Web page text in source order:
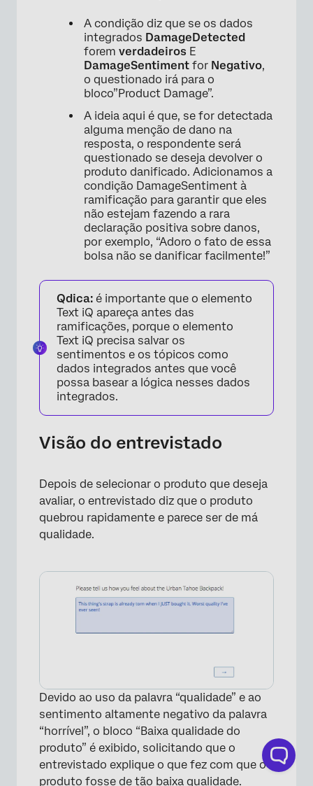
×
×
A condição diz que se os dados
integrados DamageDetected
forem verdadeiros E
DamageSentiment for Negativo,
o questionado irá para o
bloco”Product Damage”.
A ideia aqui é que, se for detectada
alguma menção de dano na
resposta, o respondente será
questionado se deseja devolver o
produto danificado. Adicionamos a
condição DamageSentiment à
ramificação para garantir que eles
não estejam fazendo a rara
declaração positiva sobre danos,
por exemplo, “Adoro o fato de essa
bolsa não se danificar facilmente!”
Qdica: é importante que o elemento
Text iQ apareça antes das
ramificações, porque o elemento
Text iQ precisa salvar os
sentimentos e os tópicos como
dados integrados antes que você
possa basear a lógica nesses dados
integrados.
Visão do entrevistado
Depois de selecionar o produto que deseja
avaliar, o entrevistado diz que o produto
quebrou rapidamente e parece ser de má
qualidade.
Devido ao uso da palavra “qualidade” e ao
sentimento altamente negativo da palavra
“horrível”, o bloco “Baixa qualidade do
produto” é exibido, solicitando que o
entrevistado explique o que fez com que o
produto fosse de tão baixa qualidade.